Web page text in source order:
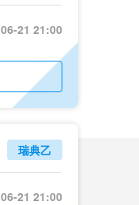
06-21 21:00
瑞典乙
06-21 21:00